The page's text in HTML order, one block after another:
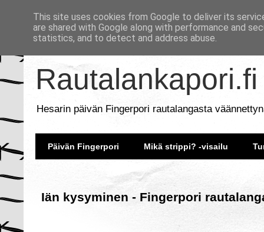
Rautalankapori.fi
Hesarin päivän Fingerpori rautalangasta
Päivän Fingerpori Mikä strippi? -visailu
Iän kysyminen - Fingerpori
This site uses cookies from Google to deliver its
are shared with Google along with performance and
statistics, and to detect and address abuse.